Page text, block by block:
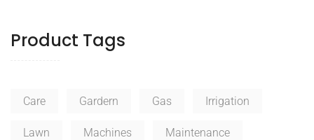
Product Tags
Care Gardern Gas Irrigation
Lawn Machines Maintenance